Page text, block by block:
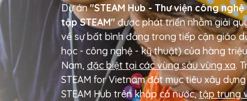
Dự án"STEAM Hub - Thư viện công
tập STEAM" được phát triển nhằm giải
về sự bất bình đẳng trong tiếp cận giáo
học - công nghệ - kỹ thuật) của hàng
Nam, đặc biệt tại các vùng sâu vùng xa.
STEAM for Vietnam đặt mục tiêu xây
STEAM Hub trên khắp cả nước,tập trung